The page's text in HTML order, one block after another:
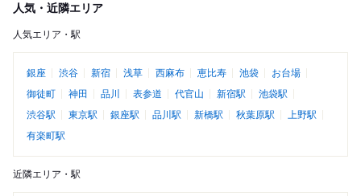
人気・近隣エリア
人気エリア・駅
銀座 渋谷 新宿 浅草 西麻布 恵比寿 池袋
お台場
御徒町
神田 品川 表参道 代官山 新宿駅
池袋駅
渋谷駅
東京駅 銀座駅 品川駅 新橋駅 秋葉原駅
上野駅
有楽町駅
近隣エリア・駅